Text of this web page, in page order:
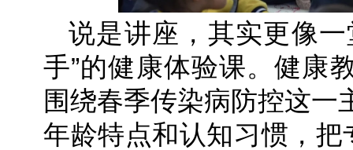
说是讲座，其实更像
手”的健康体验课。健康
围绕春季传染病防控这一
年龄特点和认知习惯，把